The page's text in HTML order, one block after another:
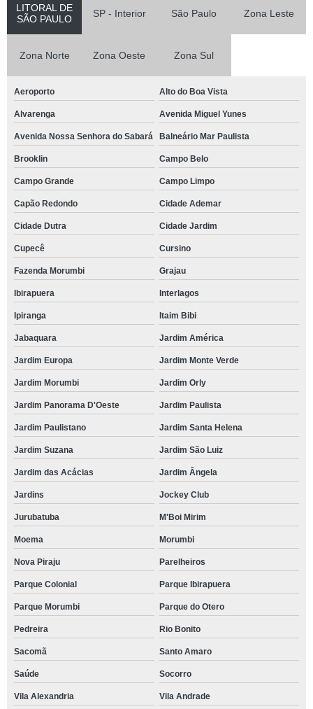
LITORAL DE
SÃO PAULO
SP - Interior São Paulo Zona Leste
Zona Norte Zona Oeste Zona Sul
Aeroporto Alto do Boa Vista
Alvarenga Avenida Miguel Yunes
Avenida Nossa Senhora do Sabará Balneário Mar Paulista
Brooklin Campo Belo
Campo Grande Campo Limpo
Capão Redondo Cidade Ademar
Cidade Dutra Cidade Jardim
Cupecê Cursino
Fazenda Morumbi Grajau
Ibirapuera Interlagos
Ipiranga Itaim Bibi
Jabaquara Jardim América
Jardim Europa Jardim Monte Verde
Jardim Morumbi Jardim Orly
Jardim Panorama D'Oeste Jardim Paulista
Jardim Paulistano Jardim Santa Helena
Jardim Suzana Jardim São Luiz
Jardim das Acácias Jardim Ângela
Jardins Jockey Club
Jurubatuba M'Boi Mirim
Moema Morumbi
Nova Piraju Parelheiros
Parque Colonial Parque Ibirapuera
Parque Morumbi Parque do Otero
Pedreira Rio Bonito
Sacomã Santo Amaro
Saúde Socorro
Vila Alexandria Vila Andrade